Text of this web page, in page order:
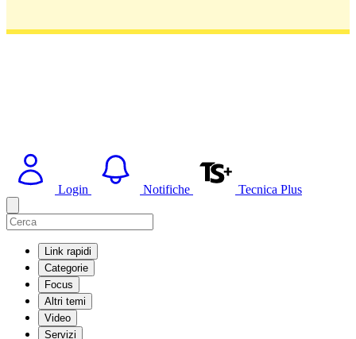
Login Notifiche Tecnica Plus
Link rapidi
Categorie
Focus
Altri temi
Video
Servizi